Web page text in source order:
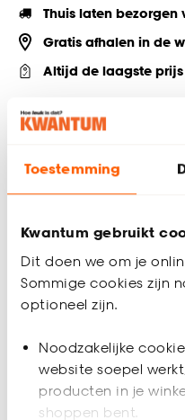
Toestemming
Kwantum gebruikt
Dit doen we om je
Sommige cookies zijn
optioneel zijn.
Noodzakelijke
website soepel
producten in je
shoppen bent.
Thuis laten bezorgen
Gratis afhalen in de
Altijd de laagste prijs
Deel jouw product & volg
Houtlijm Pattex. Geschikt
EAN nummer